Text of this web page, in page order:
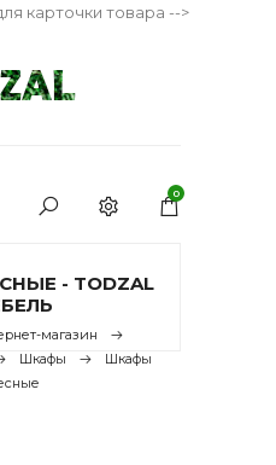
карточки товара -->
0
- TODZAL
магазин
Шкафы
Шкафы